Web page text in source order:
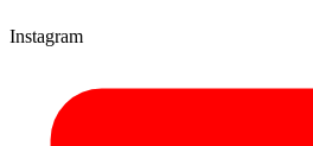
Instagram